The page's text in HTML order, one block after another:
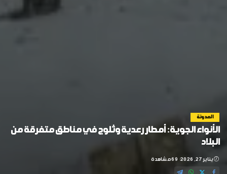
المدونة
الأنواء الجوية: أمطار رعدية وثلوج في مناطق متفرقة من
البلاد
يناير 27, 2026 69 مشاهدة